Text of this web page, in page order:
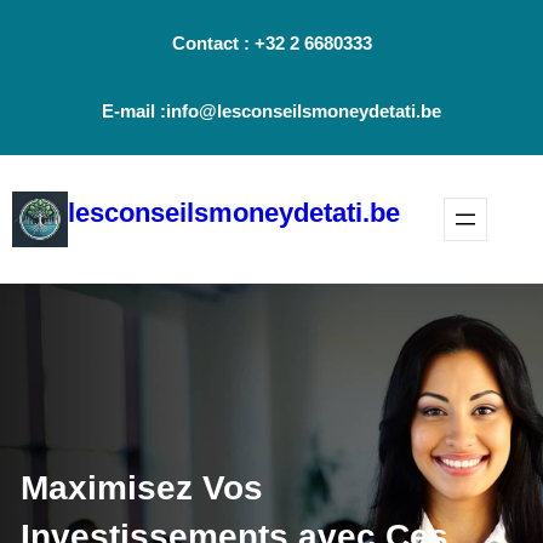
Contact : +32 2 6680333
E-mail :info@lesconseilsmoneydetati.be
lesconseilsmoneydetati.be
Maximisez Vos